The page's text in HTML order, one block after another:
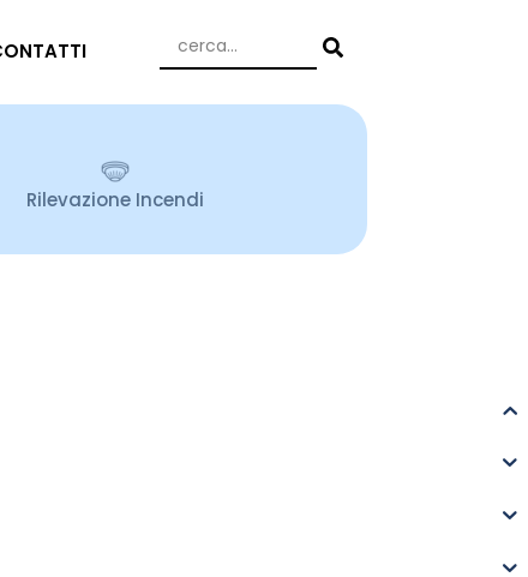
Rilevazione Incendi